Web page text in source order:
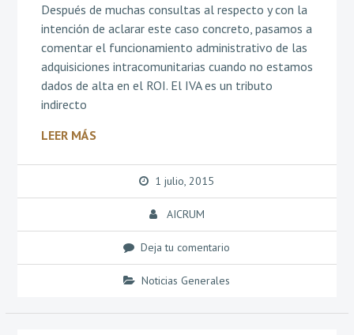
Después de muchas consultas al respecto y con la
intención de aclarar este caso concreto, pasamos a
comentar el funcionamiento administrativo de las
adquisiciones intracomunitarias cuando no estamos
dados de alta en el ROI. El IVA es un tributo
indirecto
LEER MÁS
1 julio, 2015
AICRUM
Deja tu comentario
Noticias Generales